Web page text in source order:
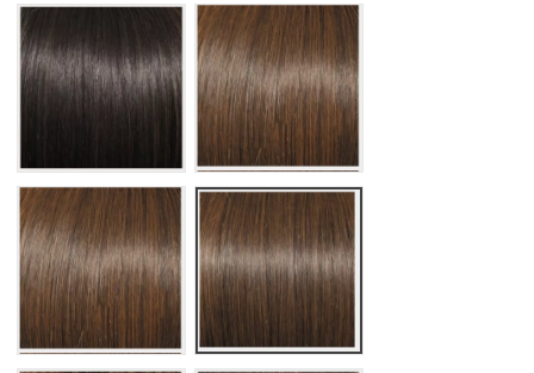
RL 2/4 OFF BLACK
RL 4-6 BLACK COFFEE
RL 6/8 DARK CHOCOLATERL 10/12 SUNLIT CHESTNUT